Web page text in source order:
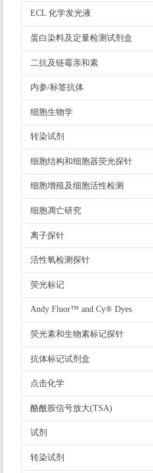
ECL 化学发光液
蛋白染料及定量检测试剂盒
二抗及链霉亲和素
内参/标签抗体
细胞生物学
转染试剂
细胞结构和细胞器荧光探针
细胞增殖及细胞活性检测
细胞凋亡研究
离子探针
活性氧检测探针
荧光标记
Andy Fluor™ and Cy® Dyes
荧光素和生物素标记探针
抗体标记试剂盒
点击化学
酪酰胺信号放大(TSA)
试剂
转染试剂